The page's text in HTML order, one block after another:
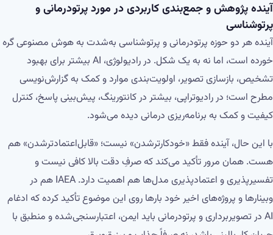
آینده پژوهش و جمع‌بندی کاربردی در مورد پرتودرمانی و
پرتوشناسی
آینده هر دو حوزه پرتودرمانی و پرتوشناسی به‌شدت به هوش مصنوعی گره
خورده است، اما نه به یک شکل. در رادیولوژی، AI بیشتر برای بهبود
تشخیص، بازسازی تصویر، اولویت‌بندی موارد و کمک به گزارش‌نویسی
مطرح است؛ در رادیوتراپی، بیشتر در کانتورینگ، پیش‌بینی پاسخ، کنترل
کیفیت و کمک به برنامه‌ریزی درمانی دیده می‌شود.
با این حال، آینده فقط «خودکارترشدن» نیست؛ «قابل‌اعتمادترشدن» هم
هست. همان مرور تأکید می‌کند که صرفِ دقت بالا کافی نیست و
تفسیرپذیری و اعتمادپذیری مدل‌ها هم اهمیت دارد. IAEA هم در
وبینارها و پروژه‌های اخیر خود بارها روی این موضوع تأکید کرده که ادغام
AI در تصویربرداری و پرتودرمانی باید ایمن، اعتبارسنجی‌شده و منطبق با